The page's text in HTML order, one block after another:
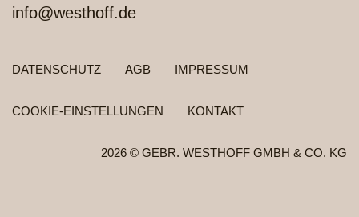
info@westhoff.de
DATENSCHUTZ AGB IMPRESSUM
COOKIE-EINSTELLUNGEN KONTAKT
2026 © GEBR. WESTHOFF GMBH & CO. KG